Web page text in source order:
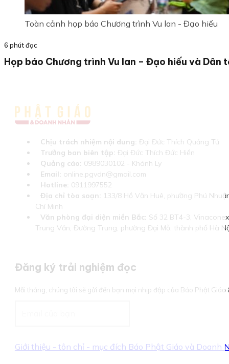
Toàn cảnh họp báo Chương trình Vu lan - Đạo hiếu
6 phút đọc
Họp báo Chương trình Vu lan – Đạo hiếu và Dân
Chịu trách nhiệm nội dung: Đại Đức Thích Quảng Tú
Trưởng ban biên tập: Đại Đức Thích Đức Hiển
Quảng cáo: 0989030102 - Khánh Ly
Email: online.pgvdn@gmail.com
Hotline: 0911997552
Địa chỉ tòa soạn: 133/8 Hồ Văn Huê, phường Phú
Chí Minh
Văn phòng đại diện miền Bắc: Số 32 BT4-3,
Trung Văn, Đường Trung, phường Đại Mỗ, thành phố Hà
Đăng ký trải nghiệm đọc
Mỗi tháng, chúng tôi sẽ gửi đến bạn mọi nhịp đập của Báo Phật Giáo
Giới thiệu - tôn chỉ - mục đích Báo Phật Giáo và Doanh